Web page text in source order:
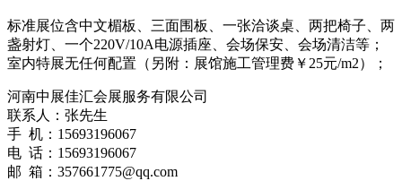
标准展位含中文楣板、三面围板、一张洽谈桌、两把椅子、两
盏射灯、一个220V/10A电源插座、会场保安、会场清洁等；
室内特展无任何配置（另附：展馆施工管理费￥25元/m2）；
河南中展佳汇会展服务有限公司
联系人：张先生
手 机：15693196067
电 话：15693196067
邮 箱：357661775@qq.com